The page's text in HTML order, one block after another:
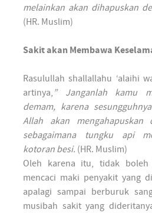
melainkan akan dihapuskan
(HR. Muslim)
Sakit akan Membawa
Rasulullah shallallahu ‘alaihi
artinya, ” Janganlah kamu
demam, karena
Allah akan mengahapuskan
sebagaimana tungku api
kotoran besi. (HR. Muslim)
Oleh karena itu, tidak boleh
mencaci maki penyakit yang
apalagi sampai berburuk
musibah sakit yang